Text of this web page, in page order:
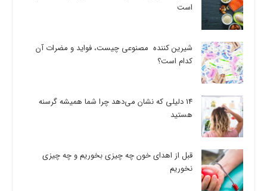
است
شیرین کننده مصنوعی چیست، فواید و مضرات آن
کدام است؟
14 دلیلی که نشان می‌دهد چرا شما همیشه گرسنه
هستید
قبل از اهدای خون چه چیزی بخوریم و چه چیزی
نخوریم